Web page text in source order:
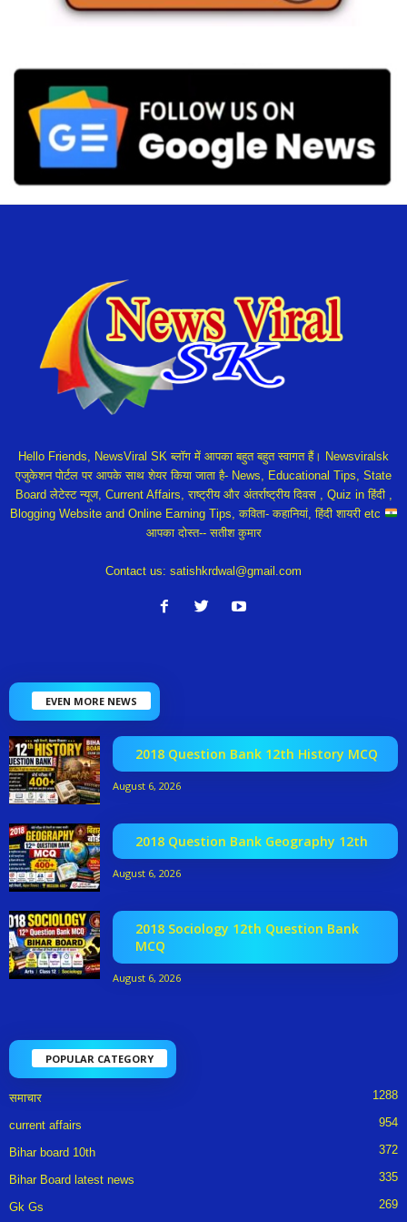
Hello Friends, NewsViral SK ब्लॉग में आपका बहुत बहुत स्वागत हैं। Newsviralsk
एजुकेशन पोर्टल पर आपके साथ शेयर किया जाता है- News, Educational Tips, State
Board लेटेस्ट न्यूज, Current Affairs, राष्ट्रीय और अंतर्राष्ट्रीय दिवस , Quiz in हिंदी ,
Blogging Website and Online Earning Tips, कविता- कहानियां, हिंदी शायरी etc
आपका दोस्त-- सतीश कुमार
Contact us: satishkrdwal@gmail.com
EVEN MORE NEWS
2018 Question Bank 12th History MCQ
August 6, 2026
2018 Question Bank Geography 12th
August 6, 2026
2018 Sociology 12th Question Bank
MCQ
August 6, 2026
POPULAR CATEGORY
समाचार 1288
current affairs 954
Bihar board 10th 372
Bihar Board latest news 335
Gk Gs 269